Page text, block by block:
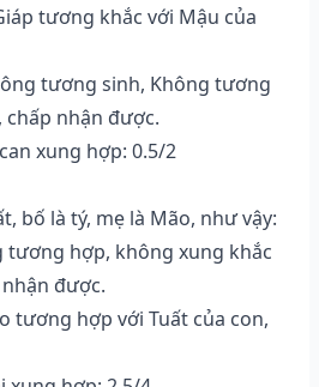
tương khắc với Mậu của
tương sinh, Không tương
chấp nhận được.
xung hợp: 0.5/2
bố là tý, mẹ là Mão, như vậy:
tương hợp, không xung khắc
được.
tương hợp với Tuất của con,